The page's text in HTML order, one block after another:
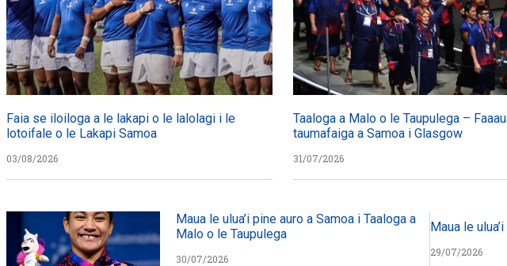
Faia se iloiloga a le lakapi o le lalolagi i le
lotoifale o le Lakapi Samoa
03/08/2026
Taaloga a Malo o le Taupulega –
taumafaiga a Samoa i Glasgow
31/07/2026
Maua le ulua’i pine auro a Samoa i Taaloga a
Malo o le Taupulega
30/07/2026
Maua le
29/07/2026